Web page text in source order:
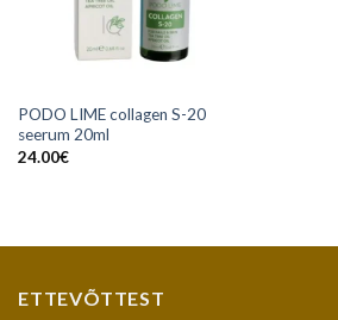
PODO LIME collagen S-20
seerum 20ml
24.00€
ETTEVÕTTEST